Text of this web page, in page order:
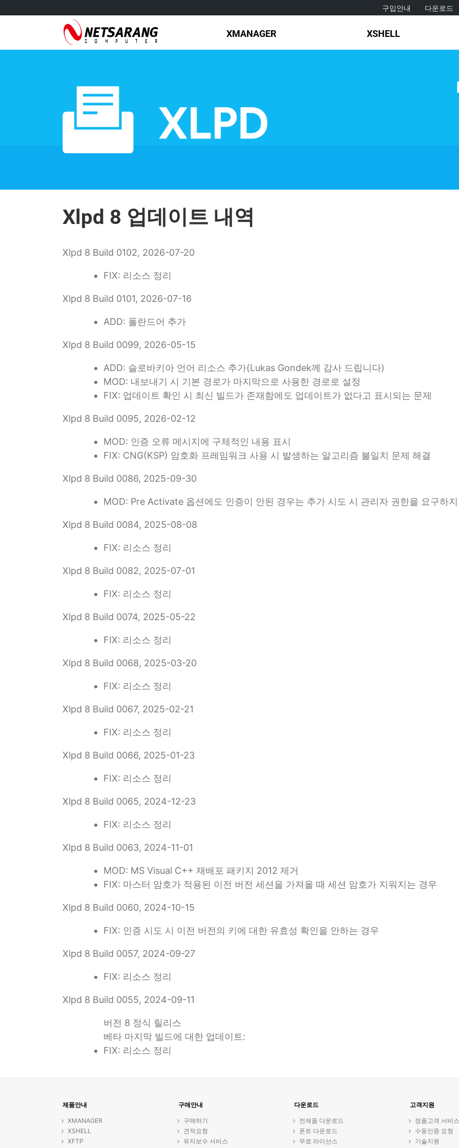
구입안내 다운로드
XMANAGER XSHELL
Xlpd 8 업데이트 내역
Xlpd 8 Build 0102, 2026-07-20
FIX: 리소스 정리
Xlpd 8 Build 0101, 2026-07-16
ADD: 폴란드어 추가
Xlpd 8 Build 0099, 2026-05-15
ADD: 슬로바키아 언어 리소스 추가(Lukas Gondek께 감사 드립니다)
MOD: 내보내기 시 기본 경로가 마지막으로 사용한 경로로 설정
FIX: 업데이트 확인 시 최신 빌드가 존재함에도 업데이트가 없다고 표시되는 문제
Xlpd 8 Build 0095, 2026-02-12
MOD: 인증 오류 메시지에 구체적인 내용 표시
FIX: CNG(KSP) 암호화 프레임워크 사용 시 발생하는 알고리즘 불일치 문제 해결
Xlpd 8 Build 0086, 2025-09-30
MOD: Pre Activate 옵션에도 인증이 안된 경우는 추가 시도 시 관리자 권한을 요구하
Xlpd 8 Build 0084, 2025-08-08
FIX: 리소스 정리
Xlpd 8 Build 0082, 2025-07-01
FIX: 리소스 정리
Xlpd 8 Build 0074, 2025-05-22
FIX: 리소스 정리
Xlpd 8 Build 0068, 2025-03-20
FIX: 리소스 정리
Xlpd 8 Build 0067, 2025-02-21
FIX: 리소스 정리
Xlpd 8 Build 0066, 2025-01-23
FIX: 리소스 정리
Xlpd 8 Build 0065, 2024-12-23
FIX: 리소스 정리
Xlpd 8 Build 0063, 2024-11-01
MOD: MS Visual C++ 재배포 패키지 2012 제거
FIX: 마스터 암호가 적용된 이전 버전 세션을 가져올 때 세션 암호가 지워지는 경우
Xlpd 8 Build 0060, 2024-10-15
FIX: 인증 시도 시 이전 버전의 키에 대한 유효성 확인을 안하는 경우
Xlpd 8 Build 0057, 2024-09-27
FIX: 리소스 정리
Xlpd 8 Build 0055, 2024-09-11
버전 8 정식 릴리스
베타 마지막 빌드에 대한 업데이트:
FIX: 리소스 정리
제품안내
XMANAGER
XSHELL
XFTP
구매안내
구매하기
견적요청
유지보수 서비스
다운로드
전제품 다운로드
폰트 다운로드
무료 라이선스
고객지원
정품고객 서비스
수동인증 요청
기술지원